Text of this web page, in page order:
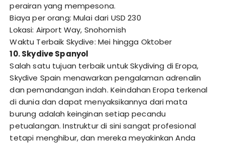
perairan yang mempesona.
Biaya per orang: Mulai dari USD 230
Lokasi: Airport Way, Snohomish
Waktu Terbaik Skydive: Mei hingga Oktober
10. Skydive Spanyol
Salah satu tujuan terbaik untuk Skydiving di Eropa,
Skydive Spain menawarkan pengalaman adrenalin
dan pemandangan indah. Keindahan Eropa terkenal
di dunia dan dapat menyaksikannya dari mata
burung adalah keinginan setiap pecandu
petualangan. Instruktur di sini sangat profesional
tetapi menghibur, dan mereka meyakinkan Anda